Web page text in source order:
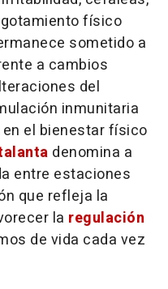
físico
sometido a
a cambios
del
inmunitaria
el bienestar físico
denomina a
entre estaciones
que refleja la
la regulación
de vida cada vez